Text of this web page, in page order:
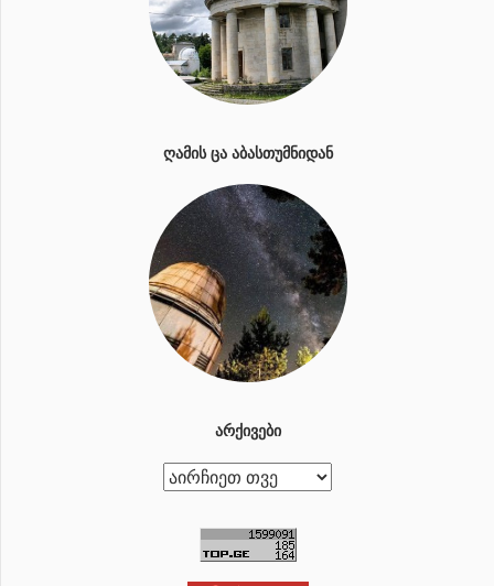
ᲦᲐᲛᲘᲡ ᲪᲐ ᲐᲑᲐᲡᲗᲣᲛᲜᲘᲓᲐᲜ
ᲐᲠᲥᲘᲕᲔᲑᲘ
ა